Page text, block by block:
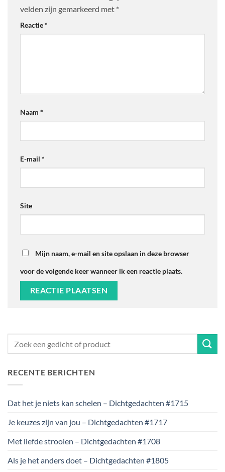
velden zijn gemarkeerd met *
Reactie*
Naam *
E-mail *
Site
Mijn naam, e-mail en site opslaan in deze browser
voor de volgende keer wanneer ik een reactie plaats.
RECENTE BERICHTEN
Dat het je niets kan schelen – Dichtgedachten #1715
Je keuzes zijn van jou – Dichtgedachten #1717
Met liefde strooien – Dichtgedachten #1708
Als je het anders doet – Dichtgedachten #1805